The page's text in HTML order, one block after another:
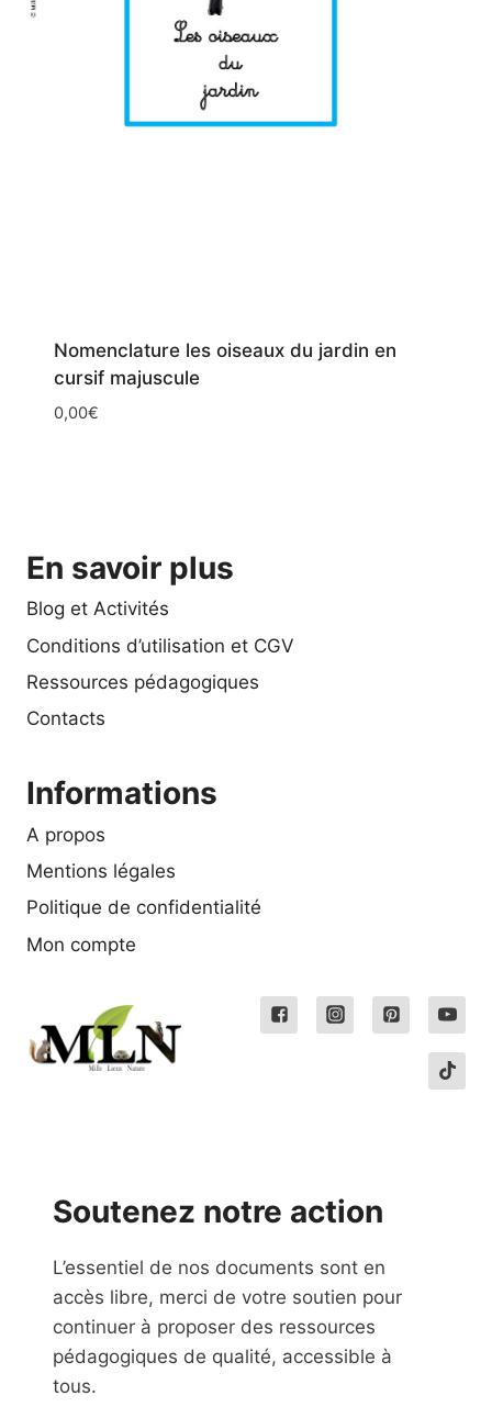
Nomenclature les oiseaux du jardin en
cursif majuscule
0,00€
En savoir plus
Blog et Activités
Conditions d’utilisation et CGV
Ressources pédagogiques
Contacts
Informations
A propos
Mentions légales
Politique de confidentialité
Mon compte
Soutenez notre action
L’essentiel de nos documents sont en
accès libre, merci de votre soutien pour
continuer à proposer des ressources
pédagogiques de qualité, accessible à
tous.